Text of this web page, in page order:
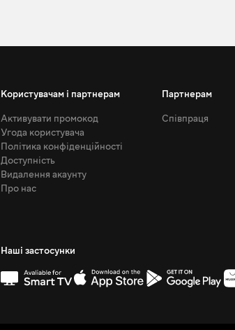
Користувачам і партнерам
Активувати промокод
Угода користувача
Політика конфіденційності
Доступність
Видалення акаунту
Про нас
Партнерам
Співпраця
Наші застосунки